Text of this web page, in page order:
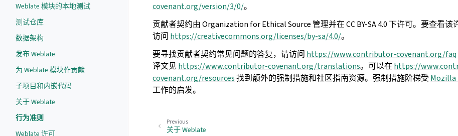
Weblate 模块的本地测试
测试仓库
数据架构
发布 Weblate
为 Weblate 模块作贡献
子项目和内嵌代码
关于 Weblate
行为准则
Weblate 许可
covenant.org/version/3/0/。
贡献者契约由 Organization for Ethical Source 管理并在 CC BY-SA 4.0 下许可。要查看
访问 https://creativecommons.org/licenses/by-sa/4.0/。
要寻找贡献者契约常见问题的答复，请访问 https://www.contributor-covenant.org/faq
译文见 https://www.contributor-covenant.org/translations。可以在 https://
covenant.org/resources找到额外的强制措施和社区指南资源。强制措施阶梯受 Mozilla
工作的启发。
Previous
关于 Weblate